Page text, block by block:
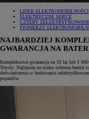
LIDER ELEKTROMOBILNOŚCI
ELEKTRYCZNE SERCE
CZTERY
PIONIERZY
NAJBARDZIEJ
GWARANCJA NA
Kompleksowa gwarancja na 10 lat lub 1
Toyoty. Najlepsza na rynku ochrona baterii
doświadczenia w budowaniu
pojazdów.